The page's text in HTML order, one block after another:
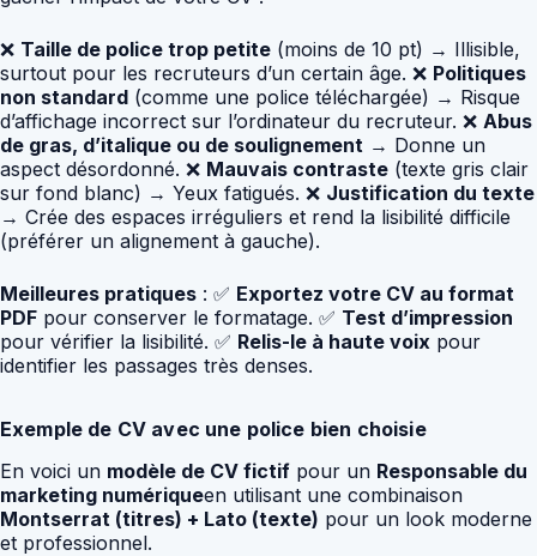
❌ Taille de police trop petite (moins de 10 pt) → Illisible,
surtout pour les recruteurs d’un certain âge. ❌ Politiques
non standard (comme une police téléchargée) → Risque
d’affichage incorrect sur l’ordinateur du recruteur. ❌ Abus
de gras, d’italique ou de soulignement → Donne un
aspect désordonné. ❌ Mauvais contraste (texte gris clair
sur fond blanc) → Yeux fatigués. ❌ Justification du texte
→ Crée des espaces irréguliers et rend la lisibilité difficile
(préférer un alignement à gauche).
Meilleures pratiques : ✅ Exportez votre CV au format
PDF pour conserver le formatage. ✅ Test d’impression
pour vérifier la lisibilité. ✅ Relis-le à haute voix pour
identifier les passages très denses.
Exemple de CV avec une police bien choisie
En voici un modèle de CV fictif pour un Responsable du
marketing numériqueen utilisant une combinaison
Montserrat (titres) + Lato (texte) pour un look moderne
et professionnel.